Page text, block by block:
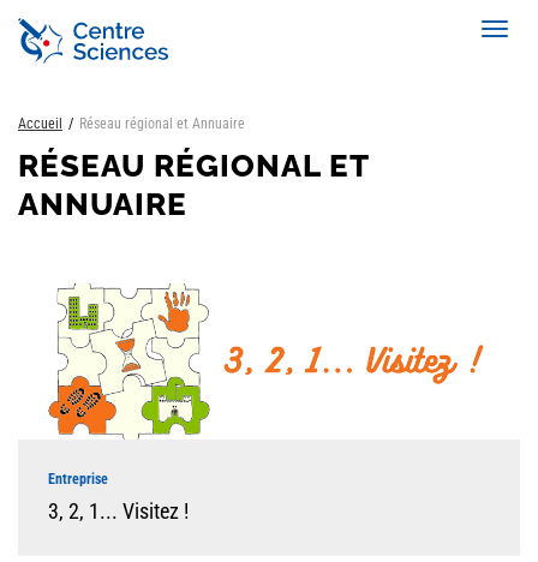
Aller
contenu
Accueil Réseau régional et Annuaire
RÉSEAU RÉGIONAL ET
ANNUAIRE
Entreprise
3, 2, 1... Visitez !